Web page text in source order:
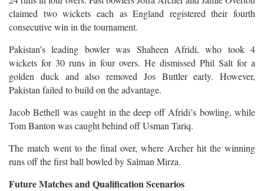
claimed two wickets each as England registered their fourth
consecutive win in the tournament.
Pakistan’s leading bowler was Shaheen Afridi, who took 4
wickets for 30 runs in four overs. He dismissed Phil Salt for a
golden duck and also removed Jos Buttler early. However,
Pakistan failed to build on the advantage.
Jacob Bethell was caught in the deep off Afridi’s bowling, while
Tom Banton was caught behind off Usman Tariq.
The match went to the final over, where Archer hit the winning
runs off the first ball bowled by Salman Mirza.
Future Matches and Qualification Scenarios